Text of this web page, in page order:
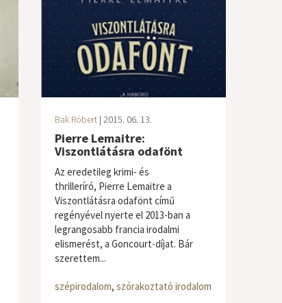
Bak Róbert| 2015. 06. 13.
Pierre Lemaitre:
Viszontlátásra odafönt
Az eredetileg krimi- és
thrilleríró, Pierre Lemaitre a
Viszontlátásra odafönt című
regényével nyerte el 2013-ban a
legrangosabb francia irodalmi
elismerést, a Goncourt-díjat. Bár
szerettem...
szépirodalom, szórakoztató irodalom